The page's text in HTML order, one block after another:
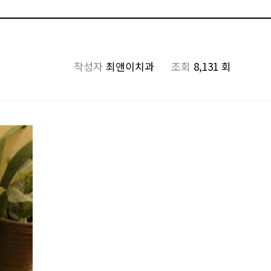
작성자최앤이치과 조회 8,131 회